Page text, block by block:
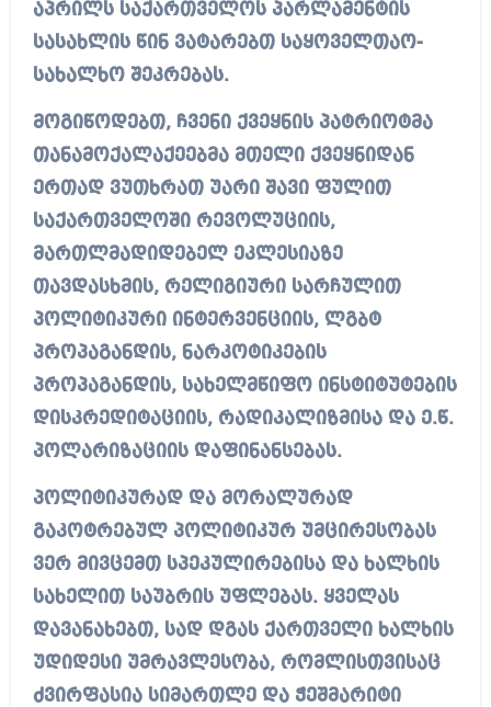
აპრილს საქართველოს პარლამენტის
სასახლის წინ ვატარებთ საყოველთაო-
სახალხო შეკრებას.
მოგიწოდებთ, ჩვენი ქვეყნის პატრიოტმა
თანამოქალაქეებმა მთელი ქვეყნიდან
ერთად ვუთხრათ უარი შავი ფულით
საქართველოში რევოლუციის,
მართლმადიდებელ ეკლესიაზე
თავდასხმის, რელიგიური სარჩულით
პოლიტიკური ინტერვენციის, ლგბტ
პროპაგანდის, ნარკოტიკების
პროპაგანდის, სახელმწიფო ინსტიტუტების
დისკრედიტაციის, რადიკალიზმისა და ე.წ.
პოლარიზაციის დაფინანსებას.
პოლიტიკურად და მორალურად
გაკოტრებულ პოლიტიკურ უმცირესობას
ვერ მივცემთ სპეკულირებისა და ხალხის
სახელით საუბრის უფლებას. ყველას
დავანახებთ, სად დგას ქართველი ხალხის
უდიდესი უმრავლესობა, რომლისთვისაც
ძვირფასია სიმართლე და ჭეშმარიტი